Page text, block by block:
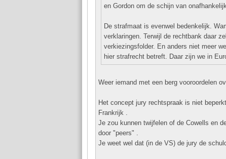
en Gordon om de schijn van
De strafmaat is evenwel bedenkelijk.
verklaringen. Terwijl de rechtbank daar
verkiezingsfolder. En anders niet meer
hier strafrecht betreft. Daar zijn we in
Weer iemand met een berg vooroordelen
Het concept jury rechtspraak is niet
Frankrijk .
Je zou kunnen twijfelen of de Cowells en
door "peers" .
Je weet wel dat (in de VS) de jury de